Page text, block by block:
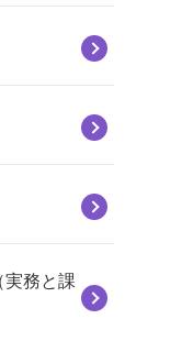
実務と課